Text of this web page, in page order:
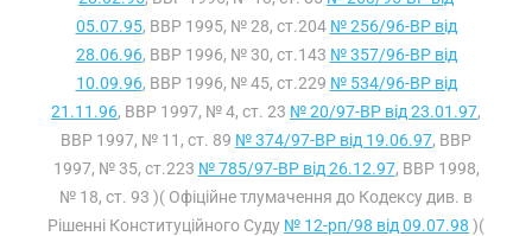
05.07.95, ВВР 1995, № 28, ст.204 № 256/96-ВР від
28.06.96, ВВР 1996, № 30, ст.143 № 357/96-ВР від
10.09.96, ВВР 1996, № 45, ст.229 № 534/96-ВР від
21.11.96, ВВР 1997, № 4, ст. 23 № 20/97-ВР від 23.01.97,
ВВР 1997, № 11, ст. 89 № 374/97-ВР від 19.06.97, ВВР
1997, № 35, ст.223 № 785/97-ВР від 26.12.97, ВВР 1998,
№ 18, ст. 93 )( Офіційне тлумачення до Кодексу див. в
Рішенні Конституційного Суду № 12-рп/98 від 09.07.98 )(